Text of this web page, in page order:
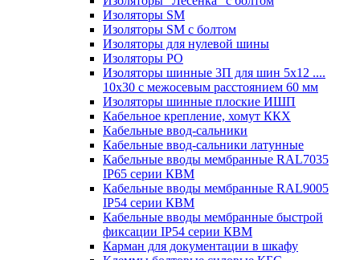
Изоляторы SM
Изоляторы SM c болтом
Изоляторы для нулевой шины
Изоляторы РО
Изоляторы шинные 3П для шин 5х12 ....
10х30 с межосевым расстоянием 60 мм
Изоляторы шинные плоские ИШП
Кабельное крепление, хомут ККХ
Кабельные ввод-сальники
Кабельные ввод-сальники латунные
Кабельные вводы мембранные RAL7035
IP65 серии КВМ
Кабельные вводы мембранные RAL9005
IP54 серии КВМ
Кабельные вводы мембранные быстрой
фиксации IP54 серии КВМ
Карман для документации в шкафу